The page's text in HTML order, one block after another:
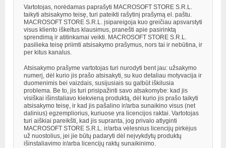
Vartotojas, norėdamas paprašyti MACROSOFT STORE S.R.L.
taikyti atsisakymo teisę, turi pateikti rašytinį prašymą el. paštu.
MACROSOFT STORE S.R.L. įsipareigoja kuo greičiau apsvarstyti
visus kliento iškeltus klausimus, pranešti apie pasirinktą
sprendimą ir atitinkamai veikti. MACROSOFT STORE S.R.L.
pasilieka teisę priimti atsisakymo prašymus, nors tai ir nebūtina, ir
per kitus kanalus.
Atsisakymo prašyme vartotojas turi nurodyti bent jau: užsakymo
numerį, dėl kurio jis prašo atsisakyti, su kuo detaliau motyvacija ir
duomenimis bei vaizdais, susijusiais su galbūt iškilusia
problema. Be to, jis turi prisipažinti savo atsakomybe: kad jis
visiškai išinstaliavo kiekvieną produktą, dėl kurio jis prašo taikyti
atsisakymo teisę, ir kad jis pašalino ir/arba sunaikino visus (net
dalinius) egzempliorius, kuriuose yra licencijos raktai. Vartotojas
turi aiškiai pareikšti, kad jis supranta, jog privalo atlyginti
MACROSOFT STORE S.R.L. ir/arba vėlesnius licencijų pirkėjus
už nuostolius, jei jie būtų padaryti dėl neįvykdytų produktų
išinstaliavimo ir/arba licencijų raktų sunaikinimo.